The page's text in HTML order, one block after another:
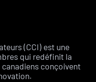
(CCI) est une
qui redéfinit la
conçoivent